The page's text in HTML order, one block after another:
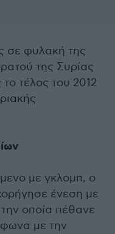
σε φυλακή της
της Συρίας
τέλος του 2012
με γκλομπ, ο
ένεση με
οποία πέθανε
με την